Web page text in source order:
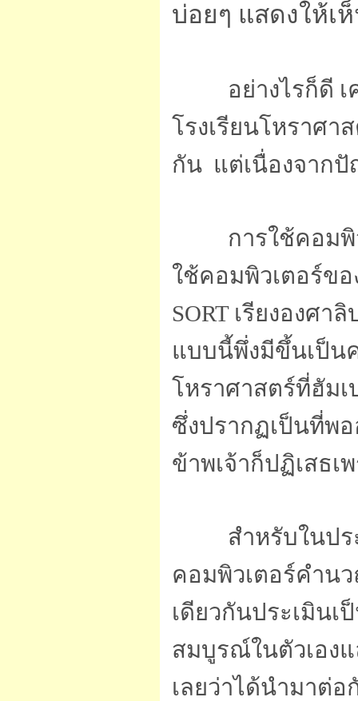
บ่อยๆ แสดงให้เ
อย่างไรก็ดี เค
โรงเรียนโหราศา
กัน แต่เนื่องจากปั
การใช้คอมพิวเ
ใช้คอมพิวเตอร์ข
SORT เรียงองศ
แบบนี้พึ่งมีขึ้นเป็น
โหราศาสตร์ที่ฮัมเ
ซึ่งปรากฏเป็นที่พ
ข้าพเจ้าก็ปฏิเสธเ
สำหรับในประเ
คอมพิวเตอร์คำน
เดียวกันประเมิน
สมบูรณ์ในตัวเอง
เลยว่าได้นำมาต่